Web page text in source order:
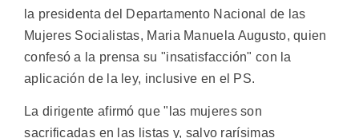
la presidenta del Departamento Nacional de las
Mujeres Socialistas, Maria Manuela Augusto, quien
confesó a la prensa su "insatisfacción" con la
aplicación de la ley, inclusive en el PS.
La dirigente afirmó que "las mujeres son
sacrificadas en las listas y, salvo rarísimas